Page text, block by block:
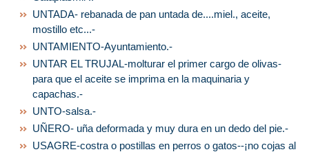
UNTADA- rebanada de pan untada de....miel., aceite,
mostillo etc...-
UNTAMIENTO-Ayuntamiento.-
UNTAR EL TRUJAL-molturar el primer cargo de olivas-
para que el aceite se imprima en la maquinaria y
capachas.-
UNTO-salsa.-
UÑERO- uña deformada y muy dura en un dedo del pie.-
USAGRE-costra o postillas en perros o gatos--¡no cojas al